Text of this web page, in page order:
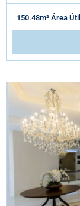
150.48m² Área Útil